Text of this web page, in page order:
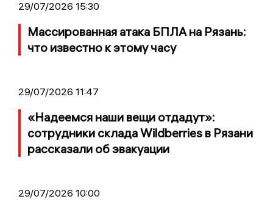
29/07/2026 15:30
Массированная атака БПЛА на Рязань:
что известно к этому часу
29/07/2026 11:47
«Надеемся наши вещи отдадут»:
сотрудники склада Wildberries в Рязани
рассказали об эвакуации
29/07/2026 10:00